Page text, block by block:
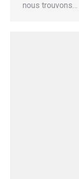
nous trouvons…